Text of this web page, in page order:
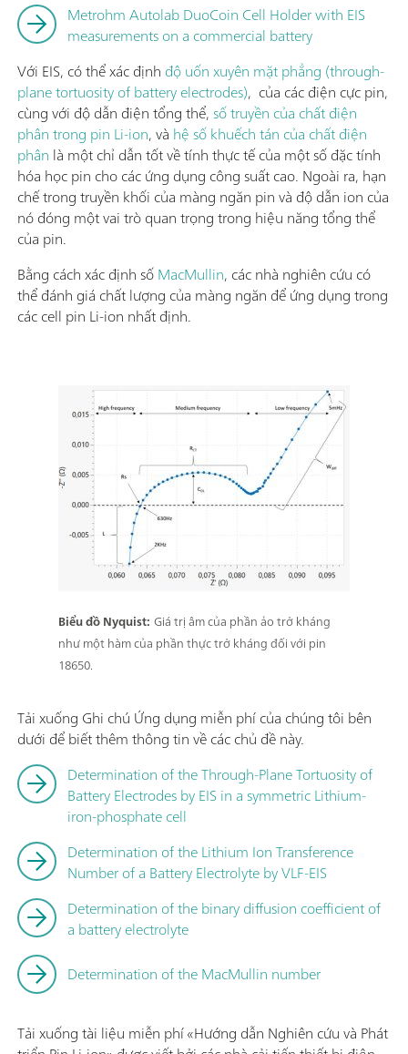
Metrohm Autolab DuoCoin Cell Holder with EIS
measurements on a commercial battery
Với EIS, có thể xác định độ uốn xuyên mặt phẳng (through-
plane tortuosity of battery electrodes), của các điện cực pin,
cùng với độ dẫn điện tổng thể,số truyền của chất điện
phân trong pin Li-ion, và hệ số khuếch tán của chất điện
phân là một chỉ dẫn tốt về tính thực tế của một số đặc tính
hóa học pin cho các ứng dụng công suất cao. Ngoài ra, hạn
chế trong truyền khối của màng ngăn pin và độ dẫn ion của
nó đóng một vai trò quan trọng trong hiệu năng tổng thể
của pin.
Bằng cách xác định sốMacMullin, các nhà nghiên cứu có
thể đánh giá chất lượng của màng ngăn để ứng dụng trong
các cell pin Li-ion nhất định.
Biểu đồ Nyquist: Giá trị âm của phần ảo trở kháng
như một hàm của phần thực trở kháng đối với pin
18650.
Tải xuống Ghi chú Ứng dụng miễn phí của chúng tôi bên
dưới để biết thêm thông tin về các chủ đề này.
Determination of the Through-Plane Tortuosity of
Battery Electrodes by EIS in a symmetric Lithium-
iron-phosphate cell
Determination of the Lithium Ion Transference
Number of a Battery Electrolyte by VLF-EIS
Determination of the binary diffusion coefficient of
a battery electrolyte
Determination of the MacMullin number
Tải xuống tài liệu miễn phí «Hướng dẫn Nghiên cứu và Phát